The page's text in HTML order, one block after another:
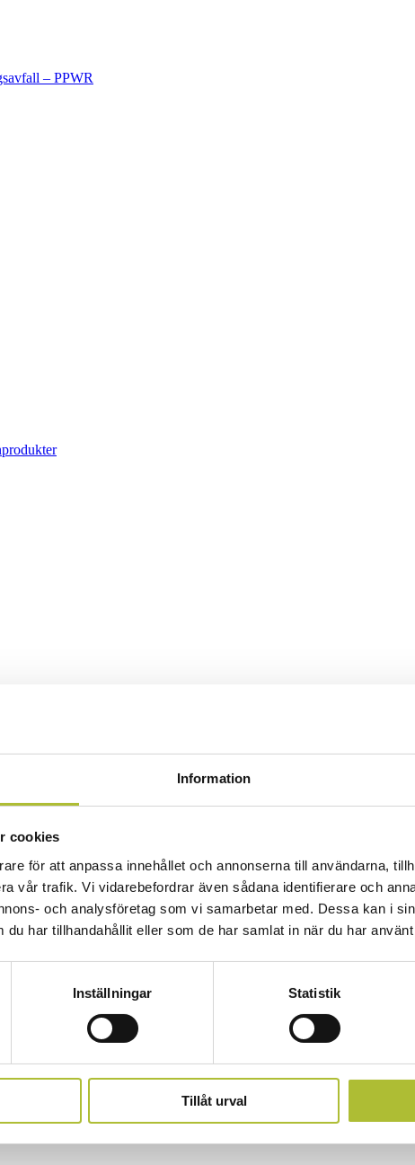
Information
cookies
för att anpassa innehållet och annonserna till användarna,
vår trafik. Vi vidarebefordrar även sådana identifierare och
och analysföretag som vi samarbetar med. Dessa kan i
du har tillhandahållit eller som de har samlat in när du har
Inställningar Statistik
Tillåt urval
– PPWR